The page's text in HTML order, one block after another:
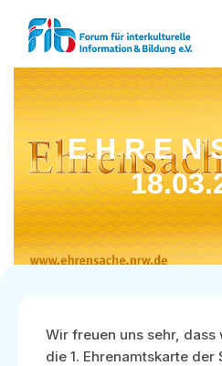
E H R E N
Wir freuen uns sehr,
die 1. Ehrenamtskarte der